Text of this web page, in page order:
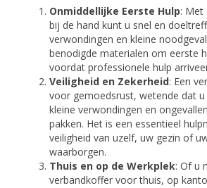
Onmiddellijke Eerste Hulp: Met
bij de hand kunt u snel en
verwondingen en kleine
benodigde materialen om eerste
voordat professionele hulp
Veiligheid en Zekerheid: Een
voor gemoedsrust, wetende dat
kleine verwondingen en
pakken. Het is een essentieel
veiligheid van uzelf, uw gezin of
waarborgen.
Thuis en op de Werkplek: Of u
verbandkoffer voor thuis, op